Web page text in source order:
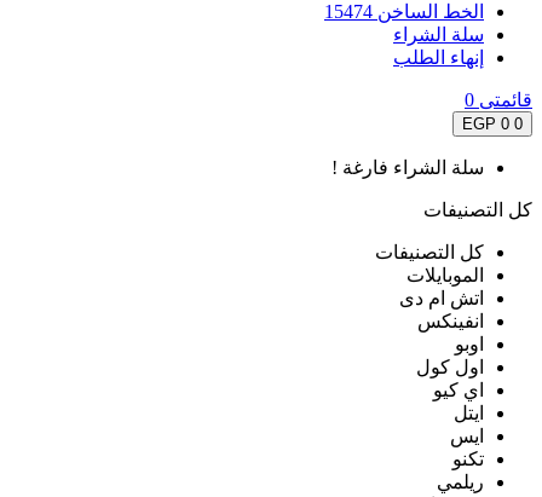
الخط الساخن 15474
سلة الشراء
إنهاء الطلب
قائمتى 0
0
0 EGP
سلة الشراء فارغة !
كل التصنيفات
كل التصنيفات
الموبايلات
اتش ام دى
انفينكس
اوبو
اول كول
اي كيو
ايتل
ايس
تكنو
ريلمي